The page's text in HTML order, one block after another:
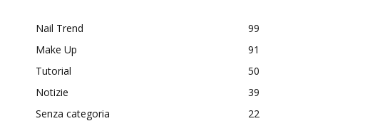
Nail Trend
99
Make Up
91
Tutorial
50
Notizie
39
Senza categoria
22